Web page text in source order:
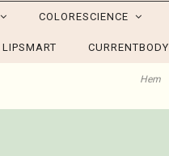
COLORESCIENCE
LIPSMART CURRENTBODY
Hem